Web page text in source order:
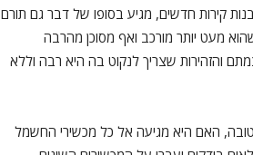
קירות חדשים, מגיע בסופו של דבר גם תורם
מעט יותר מורכב ואף מסוכן מהרבה
והזהירות שצריך לנקוט בה היא רבה וללא
האם היא מגיעה אל כל מכשירי החשמל